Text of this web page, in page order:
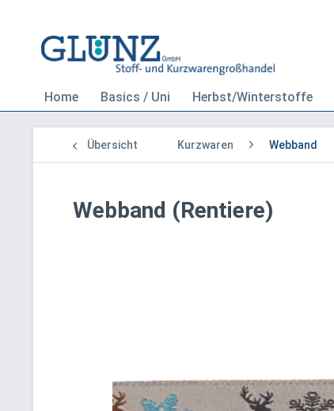
Home Basics / Uni Herbst/Winterstoffe
Übersicht Kurzwaren Webband
Webband (Rentiere)